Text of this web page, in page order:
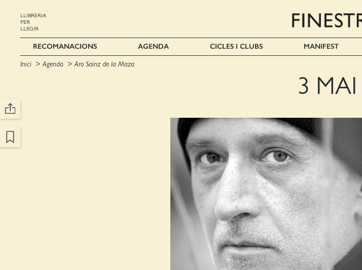
LLIBRERIA
PER
LLEGIR
RECOMANACIONS AGENDA CICLES I CLUBS MANIFEST
Inici Agenda Aro Sainz de la Maza
3 MAI